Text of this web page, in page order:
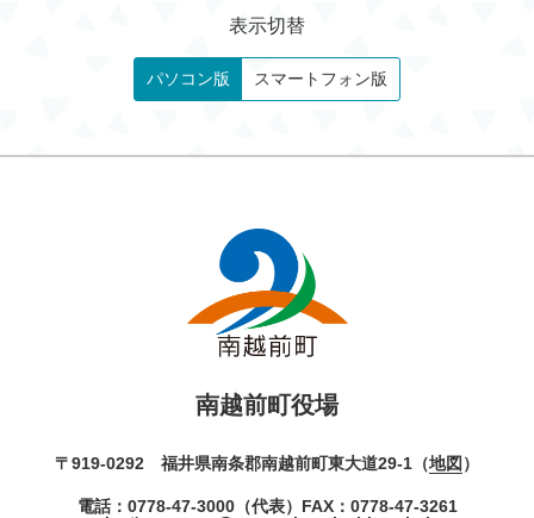
表示切替
パソコン版 スマートフォン版
南越前町役場
〒919-0292 福井県南条郡南越前町東大道29-1（地図 ）
電話： 0778-47-3000（代表） FAX：0778-47-3261